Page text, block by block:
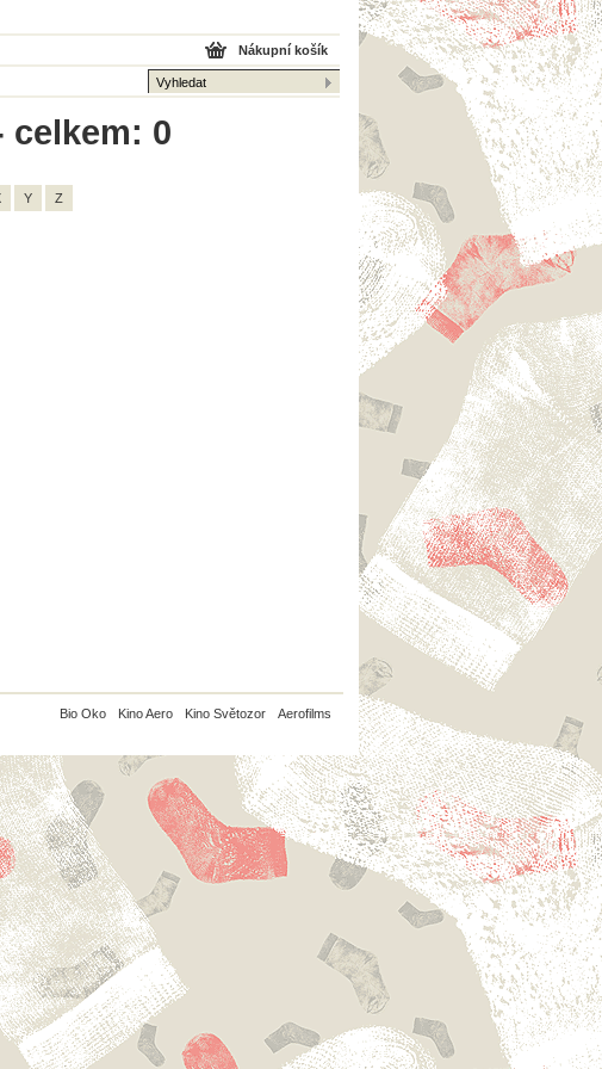
Nákupní košík
celkem: 0
Y Z
Bio Oko Kino Aero Kino Světozor Aerofilms